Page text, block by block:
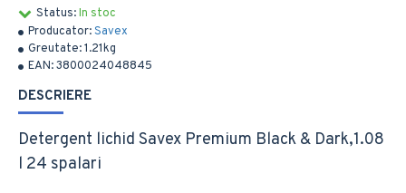
Status:In stoc
Producator:Savex
Greutate:1.21kg
EAN:3800024048845
DESCRIERE
Detergent lichid Savex Premium Black & Dark,1.08
l 24 spalari